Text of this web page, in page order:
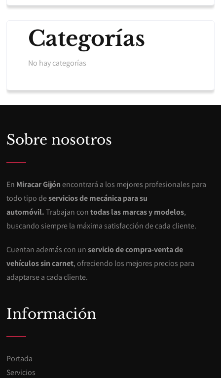
Categorías
No hay categorías
Sobre nosotros
En Miracar Gijónencontrará a los mejores profesionales para
todo tipo deservicios de mecánica para su
automóvil.Trabajan contodas las marcas y modelos,
buscando siempre la máxima satisfacción de cada cliente.
Cuentan además con unservicio de compra-venta de
vehículos sin carnet, ofreciendo los mejores precios para
adaptarse a cada cliente.
Información
Portada
Servicios